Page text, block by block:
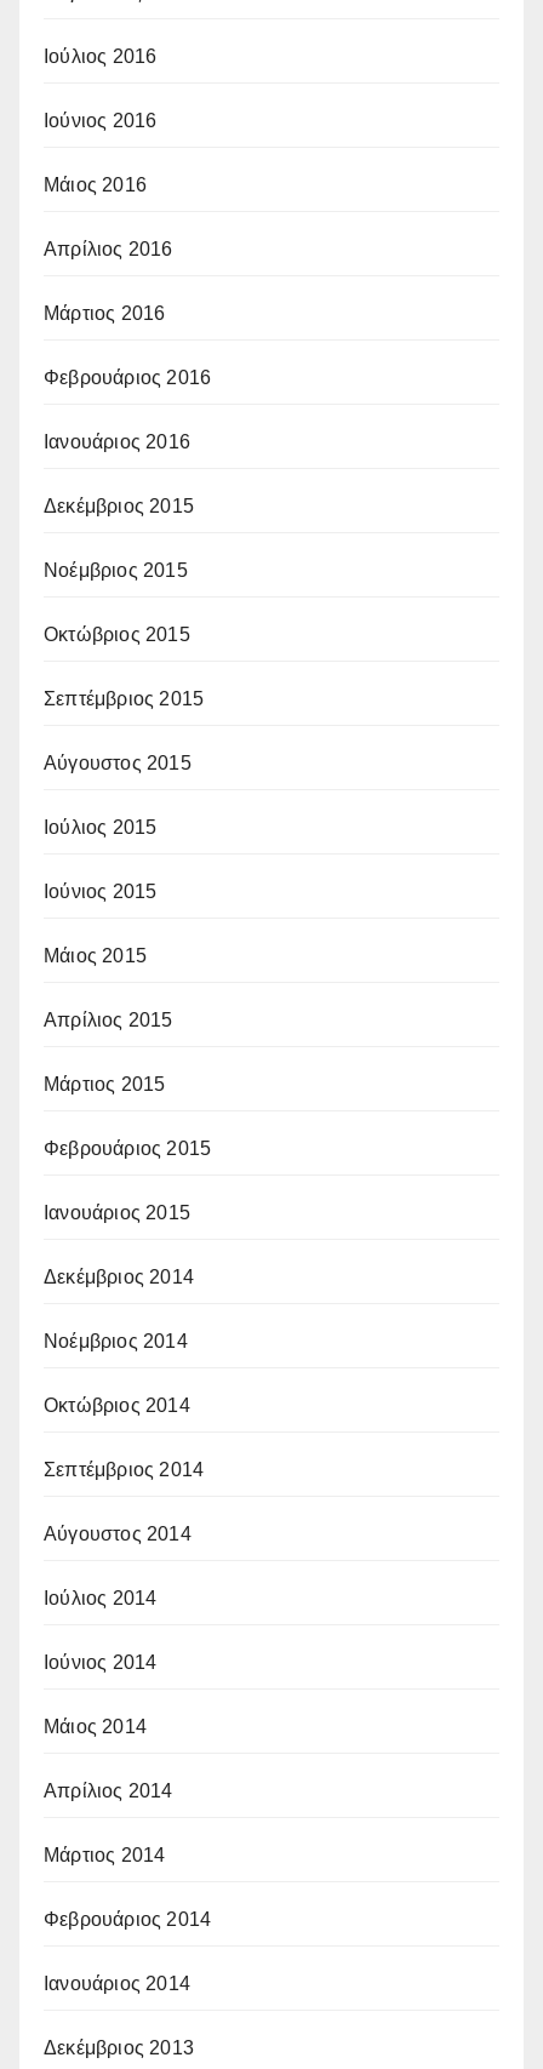
Ιούλιος 2016
Ιούνιος 2016
Μάιος 2016
Απρίλιος 2016
Μάρτιος 2016
Φεβρουάριος 2016
Ιανουάριος 2016
Δεκέμβριος 2015
Νοέμβριος 2015
Οκτώβριος 2015
Σεπτέμβριος 2015
Αύγουστος 2015
Ιούλιος 2015
Ιούνιος 2015
Μάιος 2015
Απρίλιος 2015
Μάρτιος 2015
Φεβρουάριος 2015
Ιανουάριος 2015
Δεκέμβριος 2014
Νοέμβριος 2014
Οκτώβριος 2014
Σεπτέμβριος 2014
Αύγουστος 2014
Ιούλιος 2014
Ιούνιος 2014
Μάιος 2014
Απρίλιος 2014
Μάρτιος 2014
Φεβρουάριος 2014
Ιανουάριος 2014
Δεκέμβριος 2013